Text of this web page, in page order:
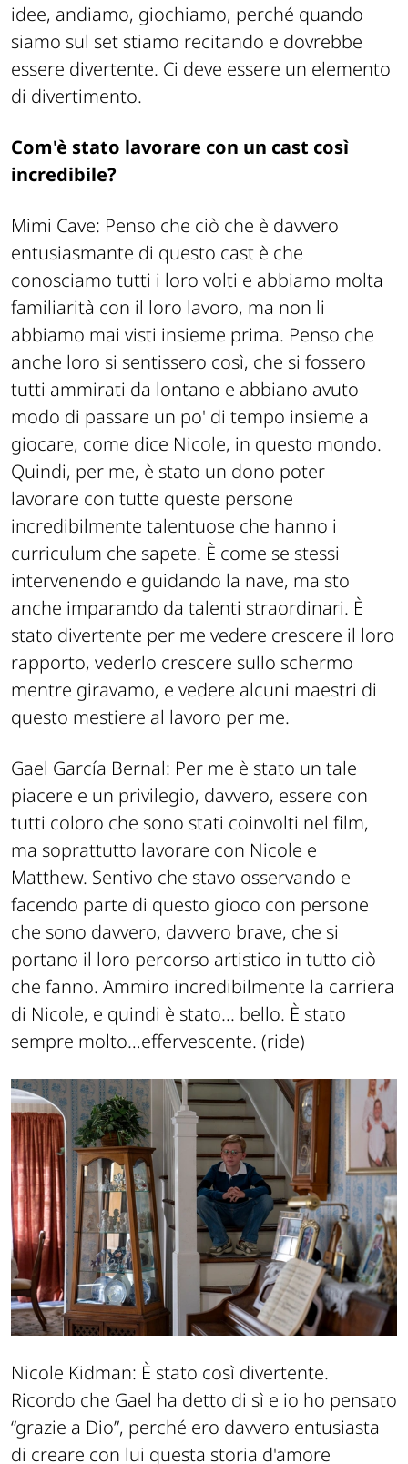
idee, andiamo, giochiamo, perché quando
siamo sul set stiamo recitando e dovrebbe
essere divertente. Ci deve essere un elemento
di divertimento.
Com'è stato lavorare con un cast così
incredibile?
Mimi Cave: Penso che ciò che è davvero
entusiasmante di questo cast è che
conosciamo tutti i loro volti e abbiamo molta
familiarità con il loro lavoro, ma non li
abbiamo mai visti insieme prima. Penso che
anche loro si sentissero così, che si fossero
tutti ammirati da lontano e abbiano avuto
modo di passare un po' di tempo insieme a
giocare, come dice Nicole, in questo mondo.
Quindi, per me, è stato un dono poter
lavorare con tutte queste persone
incredibilmente talentuose che hanno i
curriculum che sapete. È come se stessi
intervenendo e guidando la nave, ma sto
anche imparando da talenti straordinari. È
stato divertente per me vedere crescere il loro
rapporto, vederlo crescere sullo schermo
mentre giravamo, e vedere alcuni maestri di
questo mestiere al lavoro per me.
Gael García Bernal: Per me è stato un tale
piacere e un privilegio, davvero, essere con
tutti coloro che sono stati coinvolti nel film,
ma soprattutto lavorare con Nicole e
Matthew. Sentivo che stavo osservando e
facendo parte di questo gioco con persone
che sono davvero, davvero brave, che si
portano il loro percorso artistico in tutto ciò
che fanno. Ammiro incredibilmente la carriera
di Nicole, e quindi è stato... bello. È stato
sempre molto…effervescente. (ride)
Nicole Kidman: È stato così divertente.
Ricordo che Gael ha detto di sì e io ho pensato
“grazie a Dio”, perché ero davvero entusiasta
di creare con lui questa storia d'amore